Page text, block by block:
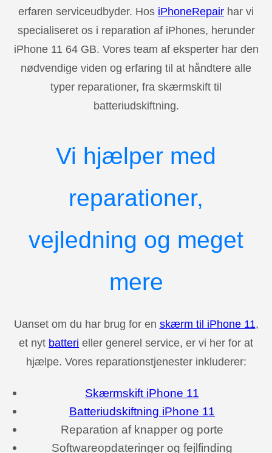
erfaren serviceudbyder. Hos iPhoneRepair har vi
specialiseret os i reparation af iPhones, herunder
iPhone 11 64 GB. Vores team af eksperter har den
nødvendige viden og erfaring til at håndtere alle
typer reparationer, fra skærmskift til
batteriudskiftning.
Vi hjælper med
reparationer,
vejledning og meget
mere
Uanset om du har brug for en skærm til iPhone 11,
et nyt batteri eller generel service, er vi her for at
hjælpe. Vores reparationstjenester inkluderer:
Skærmskift iPhone 11
Batteriudskiftning iPhone 11
Reparation af knapper og porte
Softwareopdateringer og fejlfinding